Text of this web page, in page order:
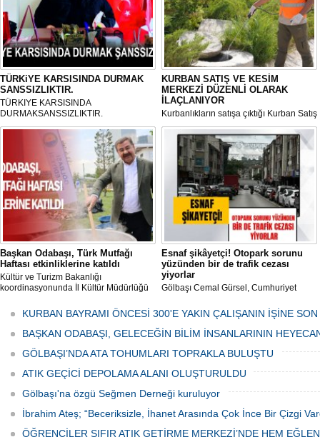
TÜRKiYE KARSISINDA DURMAK
SANSSIZLIKTIR.
TÜRKIYE KARSISINDA
DURMAKSANSSIZLIKTIR.
KURBAN SATIŞ VE KESİM
MERKEZİ DÜZENLİ OLARAK
İLAÇLANIYOR
Kurbanlıkların satışa çıktığı Kurban Satış
ve Kesim Merkezi, haşere ve
mikropların önüne geçilmesi amacıyla
her gün Gölbaşı Belediyesi ekipleri
tarafından düzenli olarak ilaçlanıyor.
Başkan Odabaşı, Türk Mutfağı
Haftası etkinliklerine katıldı
Kültür ve Turizm Bakanlığı
koordinasyonunda İl Kültür Müdürlüğü
Haftası" etkinlikleri Ankara'da devam
ediyor.
Esnaf şikâyetçi! Otopark sorunu
yüzünden bir de trafik cezası
yiyorlar
Gölbaşı Cemal Gürsel, Cumhuriyet
bulunan esnaf ve alışverişe gelen
vatandaşlar park cezaları yüzünden
canından bezdi.
KURBAN BAYRAMI ÖNCESİ 300'E YAKIN ÇALIŞANIN İŞİNE
BAŞKAN ODABAŞI, GELECEĞİN BİLİM İNSANLARININ
GÖLBAŞI’NDA ATA TOHUMLARI TOPRAKLA BULUŞTU
ATIK GEÇİCİ DEPOLAMA ALANI OLUŞTURULDU
Gölbaşı'na özgü Seğmen Derneği kuruluyor
İbrahim Ateş; “Beceriksizle, İhanet Arasında Çok İnce Bir Çizgi
ÖĞRENCİLER SIFIR ATIK GETİRME MERKEZİ’NDE HEM